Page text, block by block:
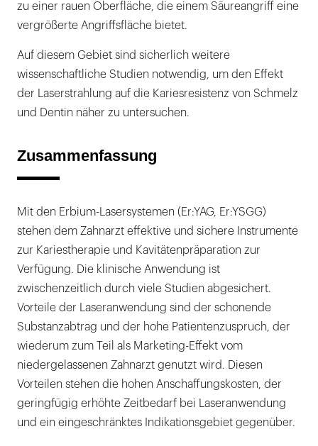
zu einer rauen Oberfläche, die einem Säureangriff eine
vergrößerte Angriffsfläche bietet.
Auf diesem Gebiet sind sicherlich weitere
wissenschaftliche Studien notwendig, um den Effekt
der Laserstrahlung auf die Kariesresistenz von Schmelz
und Dentin näher zu untersuchen.
Zusammenfassung
Mit den Erbium-Lasersystemen (Er:YAG, Er:YSGG)
stehen dem Zahnarzt effektive und sichere Instrumente
zur Kariestherapie und Kavitätenpräparation zur
Verfügung. Die klinische Anwendung ist
zwischenzeitlich durch viele Studien abgesichert.
Vorteile der Laseranwendung sind der schonende
Substanzabtrag und der hohe Patientenzuspruch, der
wiederum zum Teil als Marketing-Effekt vom
niedergelassenen Zahnarzt genutzt wird. Diesen
Vorteilen stehen die hohen Anschaffungskosten, der
geringfügig erhöhte Zeitbedarf bei Laseranwendung
und ein eingeschränktes Indikationsgebiet gegenüber.